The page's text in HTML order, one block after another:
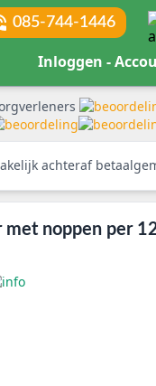
085-744-1446
Inloggen -
achteraf
noppen per